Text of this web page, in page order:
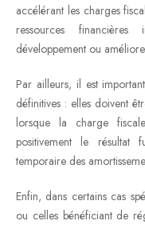
accélérant les charges
ressources
développement ou
Par ailleurs, il est
définitives : elles doivent
lorsque la charge
positivement le
temporaire des
Enfin, dans certains cas
ou celles bénéficiant de